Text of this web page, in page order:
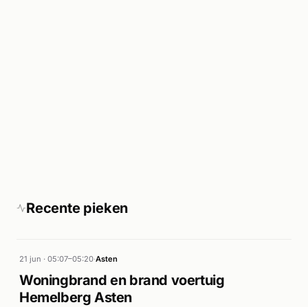
Recente pieken
21 jun · 05:07–05:20·Asten
Woningbrand en brand voertuig
Hemelberg Asten